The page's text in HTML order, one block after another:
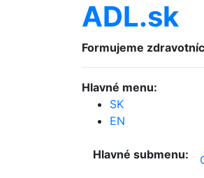
ADL.sk
Formujeme
Hlavné menu:
SK
EN
Hlavné submenu: